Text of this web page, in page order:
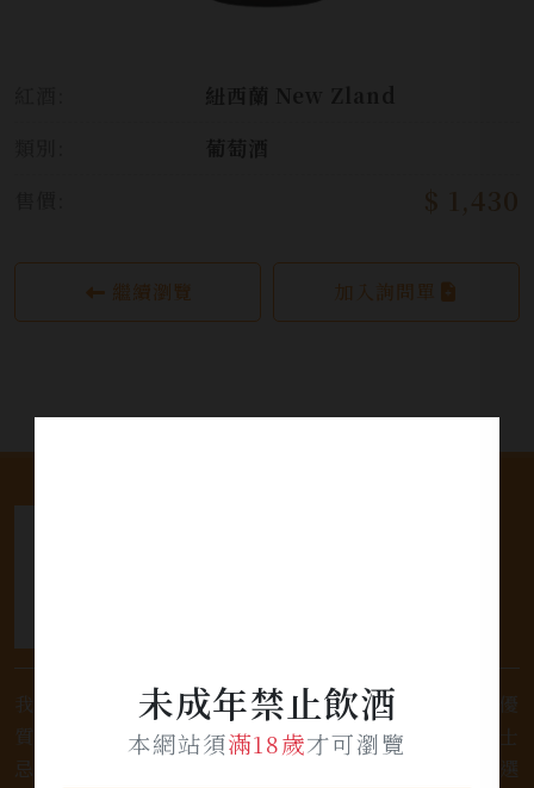
未成年禁止飲酒
本網站須滿18歲才可瀏覽
繼續瀏覽 加入詢問單
我們是專業銷售威士忌及各式酒類的店家，為您提供優
質的選擇和卓越的服務。不論您是熱愛品味經典的威士
忌，或者尋求一款特殊的葡萄酒，我們都有廣泛的選